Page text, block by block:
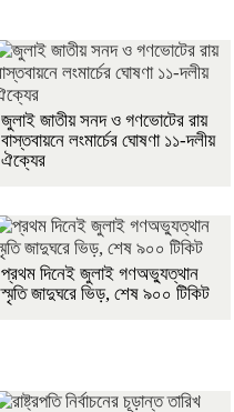
জুলাই জাতীয় সনদ ও গণভোটের রায়
বাস্তবায়নে লংমার্চের ঘোষণা ১১-দলীয়
ঐক্যের
প্রথম দিনেই জুলাই গণঅভ্যুত্থান
স্মৃতি জাদুঘরে ভিড়, শেষ ৯০০ টিকিট